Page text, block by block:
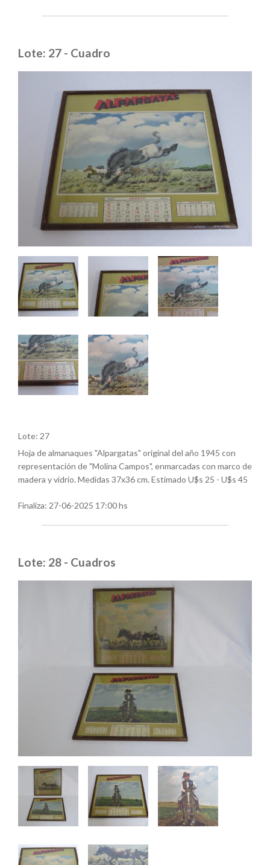
Lote: 27 - Cuadro
Lote: 27
Hoja de almanaques "Alpargatas" original del año 1945 con
representación de "Molina Campos", enmarcadas con marco de
madera y vidrio. Medidas 37x36 cm. Estimado U$s 25 - U$s 45
Finaliza: 27-06-2025 17:00 hs
Lote: 28 - Cuadros